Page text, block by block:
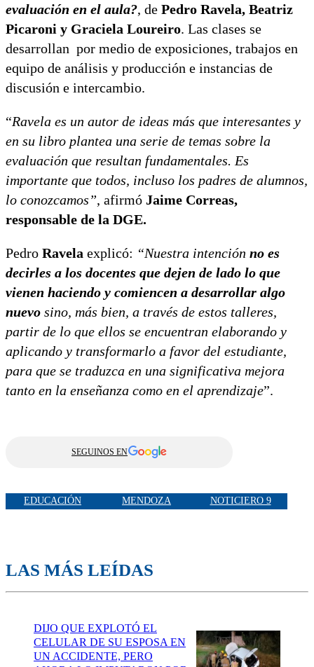
evaluación en el aula?, de Pedro Ravela, Beatriz
Picaroni y Graciela Loureiro. Las clases se
desarrollan por medio de exposiciones, trabajos en
equipo de análisis y producción e instancias de
discusión e intercambio.
“Ravela es un autor de ideas más que interesantes y
en su libro plantea una serie de temas sobre la
evaluación que resultan fundamentales. Es
importante que todos, incluso los padres de alumnos,
lo conozcamos”, afirmó Jaime Correas,
responsable de la DGE.
Pedro Ravela explicó: “Nuestra intención no es
decirles a los docentes que dejen de lado lo que
vienen haciendo y comiencen a desarrollar algo
nuevo sino, más bien, a través de estos talleres,
partir de lo que ellos se encuentran elaborando y
aplicando y transformarlo a favor del estudiante,
para que se traduzca en una significativa mejora
tanto en la enseñanza como en el aprendizaje”.
SEGUINOS EN
EDUCACIÓN MENDOZA NOTICIERO 9
LAS MÁS LEÍDAS
DIJO QUE EXPLOTÓ EL
CELULAR DE SU ESPOSA EN
UN ACCIDENTE, PERO